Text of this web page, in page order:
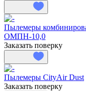
Пылемеры
ОМПН-10,0
Заказать поверку
Пылемеры CityAir Dust
Заказать поверку